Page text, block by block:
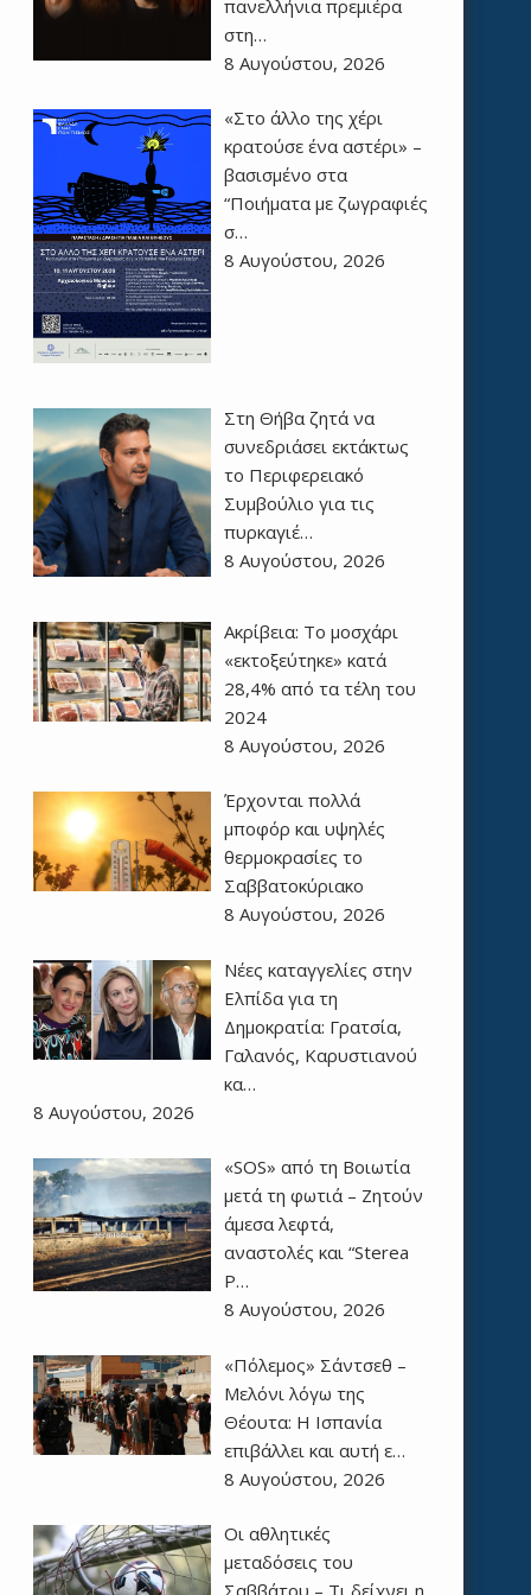
πανελλήνια πρεμιέρα
στη…
8 Αυγούστου, 2026
«Στο άλλο της χέρι
κρατούσε ένα αστέρι» –
βασισμένο στα
“Ποιήματα με ζωγραφιές
σ…
8 Αυγούστου, 2026
Στη Θήβα ζητά να
συνεδριάσει εκτάκτως
το Περιφερειακό
Συμβούλιο για τις
πυρκαγιέ…
8 Αυγούστου, 2026
Ακρίβεια: Το μοσχάρι
«εκτοξεύτηκε» κατά
28,4% από τα τέλη του
2024
8 Αυγούστου, 2026
Έρχονται πολλά
μποφόρ και υψηλές
θερμοκρασίες το
Σαββατοκύριακο
8 Αυγούστου, 2026
Νέες καταγγελίες στην
Ελπίδα για τη
Δημοκρατία: Γρατσία,
Γαλανός, Καρυστιανού
κα…
8 Αυγούστου, 2026
«SOS» από τη Βοιωτία
μετά τη φωτιά – Ζητούν
άμεσα λεφτά,
αναστολές και “Sterea
P…
8 Αυγούστου, 2026
«Πόλεμος» Σάντσεθ –
Μελόνι λόγω της
Θέουτα: Η Ισπανία
επιβάλλει και αυτή ε…
8 Αυγούστου, 2026
Οι αθλητικές
μεταδόσεις του